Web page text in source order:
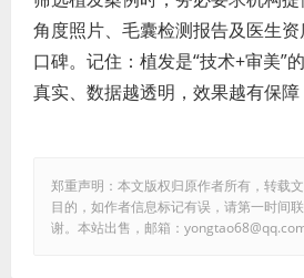
角度照片、毛囊检测报告及医生
口碑。记住：植发是“技术+审美”
真实、数据越透明，效果越有保障
郑重声明：本文版权归原作者所有，转载
目的，如作者信息标记有误，请第一时间
谢。本站出售，邮箱：